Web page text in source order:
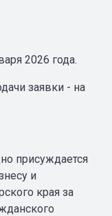
2026 года.
заявки - на
присуждается
и
края за